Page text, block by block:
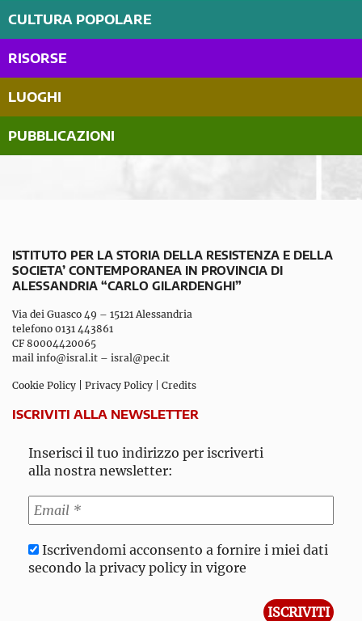
CULTURA POPOLARE
RISORSE
LUOGHI
PUBBLICAZIONI
ISTITUTO PER LA STORIA DELLA RESISTENZA E DELLA
SOCIETA’ CONTEMPORANEA IN PROVINCIA DI
ALESSANDRIA “CARLO GILARDENGHI”
Via dei Guasco 49 – 15121 Alessandria
telefono 0131 443861
CF 80004420065
mail info@isral.it – isral@pec.it
Cookie Policy Privacy Policy Credits
ISCRIVITI ALLA NEWSLETTER
Inserisci il tuo indirizzo per iscriverti
alla nostra newsletter:
Iscrivendomi acconsento a fornire i miei dati
secondo la privacy policy in vigore